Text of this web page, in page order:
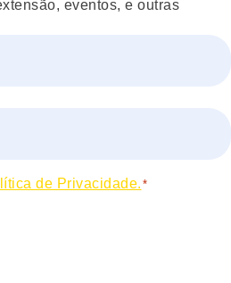
eventos, e outras
de Privacidade. *